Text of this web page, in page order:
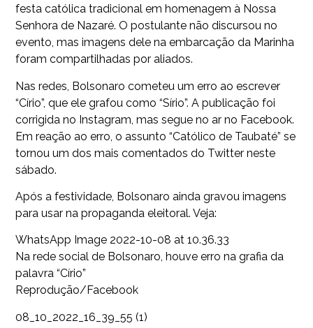
festa católica tradicional em homenagem à Nossa
Senhora de Nazaré. O postulante não discursou no
evento, mas imagens dele na embarcação da Marinha
foram compartilhadas por aliados.
Nas redes, Bolsonaro cometeu um erro ao escrever
“Círio”, que ele grafou como “Sírio”. A publicação foi
corrigida no Instagram, mas segue no ar no Facebook.
Em reação ao erro, o assunto “Católico de Taubaté” se
tornou um dos mais comentados do Twitter neste
sábado.
Após a festividade, Bolsonaro ainda gravou imagens
para usar na propaganda eleitoral. Veja:
WhatsApp Image 2022-10-08 at 10.36.33
Na rede social de Bolsonaro, houve erro na grafia da
palavra “Círio”
Reprodução/Facebook
08_10_2022_16_39_55 (1)